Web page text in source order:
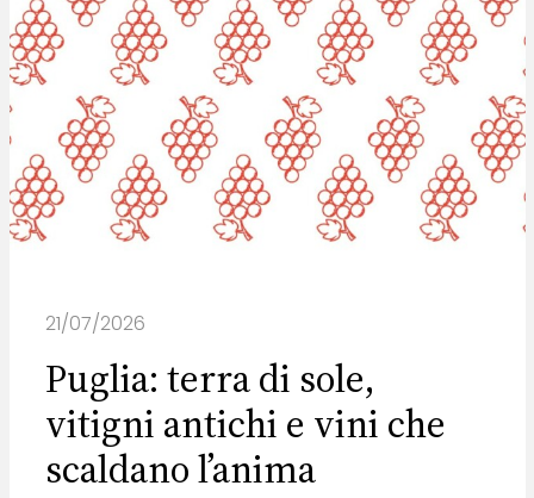
21/07/2026
Puglia: terra di sole,
vitigni antichi e vini che
scaldano l’anima